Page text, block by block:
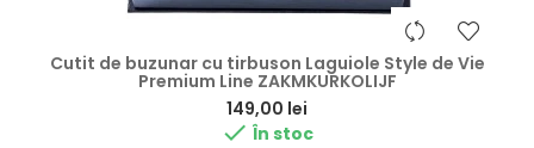
Cutit de buzunar cu tirbuson Laguiole Style de Vie
Premium Line ZAKMKURKOLIJF
149,00 lei
 În stoc